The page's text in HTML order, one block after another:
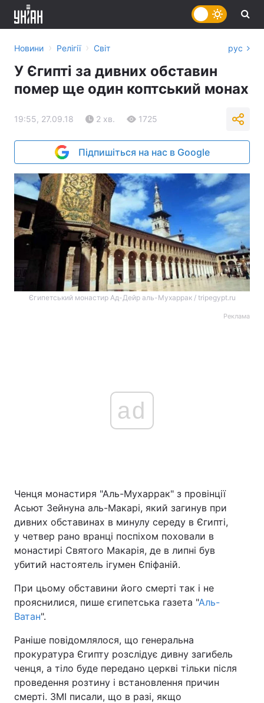
Україна Політика
Спорт Наука
Техно і зв'язок Лайт
Новини › Релігії › Світ рус
У Єгипті за дивних обставин
помер ще один коптський монах
19:55, 27.09.18 2 хв. 1725
Підпишіться на нас в Google
Єгипетський монастир Ад-Дейр аль-Мухаррак / tripegypt.ru
Реклама
ad
Ченця монастиря "Аль-Мухаррак" з провінції
Асьют Зейнуна аль-Макарі, який загинув при
дивних обставинах в минулу середу в Єгипті,
у четвер рано вранці поспіхом поховали в
монастирі Святого Макарія, де в липні був
убитий настоятель ігумен Єпіфаній.
При цьому обставини його смерті так і не
прояснилися, пише єгипетська газета "Аль-
Ватан".
Раніше повідомлялося, що генеральна
прокуратура Єгипту розслідує дивну загибель
ченця, а тіло буде передано церкві тільки після
проведення розтину і встановлення причин
смерті. ЗМІ писали, що в разі, якщо